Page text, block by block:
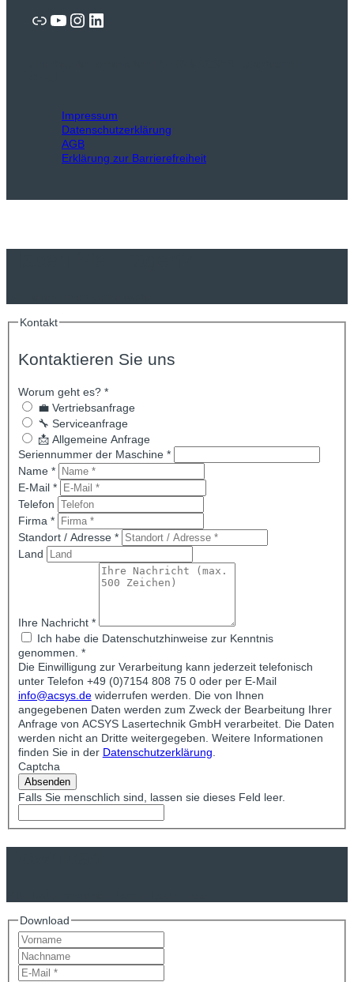
LinkYouTube
Instagram
LinkedIn
Impressum
Datenschutzerklärung
AGB
Erklärung zur Barrierefreiheit
Kontakt
Kontaktieren Sie uns
Worum geht es? *
💼 Vertriebsanfrage
🔧 Serviceanfrage
📩 Allgemeine Anfrage
Seriennummer der Maschine *
Name *
E-Mail *
Telefon
Firma *
Standort / Adresse *
Land
Ihre Nachricht *
Ich habe die Datenschutzhinweise zur Kenntnis
genommen. *
Die Einwilligung zur Verarbeitung kann jederzeit telefonisch
unter Telefon +49 (0)7154 808 75 0 oder per E-Mail
info@acsys.dewiderrufen werden. Die von Ihnen
angegebenen Daten werden zum Zweck der Bearbeitung Ihrer
Anfrage von ACSYS Lasertechnik GmbH verarbeitet. Die Daten
werden nicht an Dritte weitergegeben. Weitere Informationen
finden Sie in der Datenschutzerklärung
Captcha
Absenden
Falls Sie menschlich sind, lassen sie dieses Feld leer.
Download